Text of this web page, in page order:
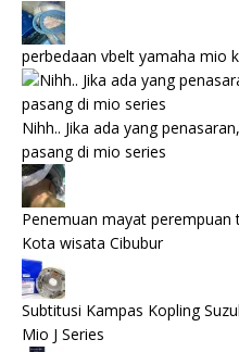
perbedaan vbelt yamaha mio
Nihh.. Jika ada yang
pasang di mio series
Penemuan mayat perempuan
Kota wisata Cibubur
Subtitusi Kampas Kopling
Mio J Series